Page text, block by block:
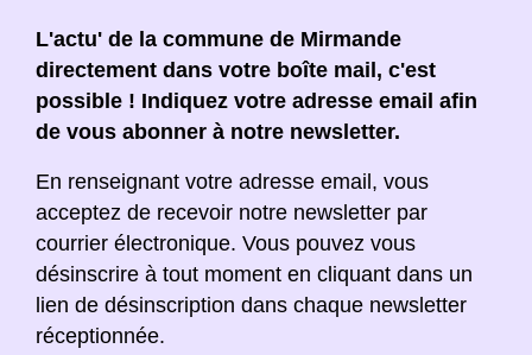
L'actu' de la commune de Mirmande
directement dans votre boîte mail, c'est
possible ! Indiquez votre adresse email afin
de vous abonner à notre newsletter.
En renseignant votre adresse email, vous
acceptez de recevoir notre newsletter par
courrier électronique. Vous pouvez vous
désinscrire à tout moment en cliquant dans un
lien de désinscription dans chaque newsletter
réceptionnée.